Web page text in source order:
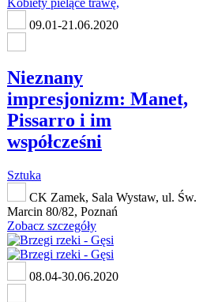
09.01-21.06.2020
Nieznany
impresjonizm: Manet,
Pissarro i im
współcześni
Sztuka
CK Zamek, Sala Wystaw, ul. Św.
Marcin 80/82, Poznań
Zobacz szczegóły
08.04-30.06.2020